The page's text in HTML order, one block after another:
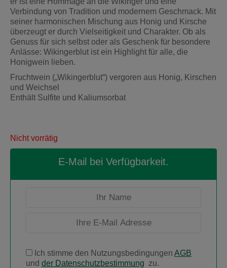
Verbindung von Tradition und modernem Geschmack. Mit
seiner harmonischen Mischung aus Honig und Kirsche
überzeugt er durch Vielseitigkeit und Charakter. Ob als
Genuss für sich selbst oder als Geschenk für besondere
Anlässe: Wikingerblut ist ein Highlight für alle, die
Honigwein lieben.
Fruchtwein („Wikingerblut“) vergoren aus Honig, Kirschen
und Weichsel
Enthält Sulfite und Kaliumsorbat
Nicht vorrätig
E-Mail bei Verfügbarkeit.
Ich stimme den Nutzungsbedingungen AGB
und der Datenschutzbestimmung zu.